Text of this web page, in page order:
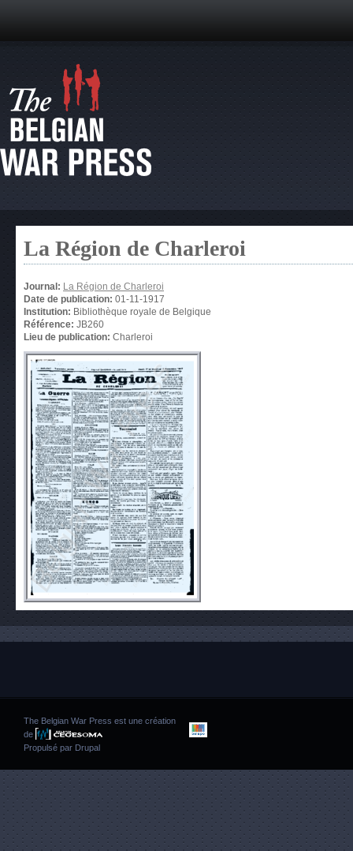
La Région de Charleroi
Journal: La Région de Charleroi
Date de publication: 01-11-1917
Institution: Bibliothèque royale de Belgique
Référence: JB260
Lieu de publication: Charleroi
The Belgian War Press est une création
de
Propulsé par Drupal